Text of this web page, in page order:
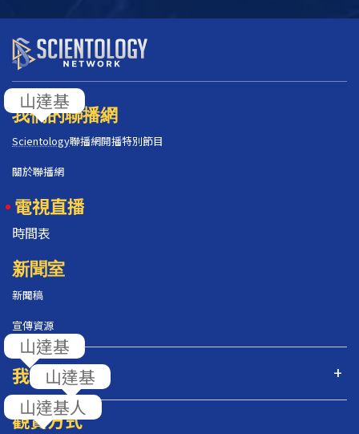
我們的聯播網
Scientology聯播網開播特別節目
關於聯播網
電視直播
時間表
新聞室
新聞稿
宣傳資源
我們的節目
觀賞方式